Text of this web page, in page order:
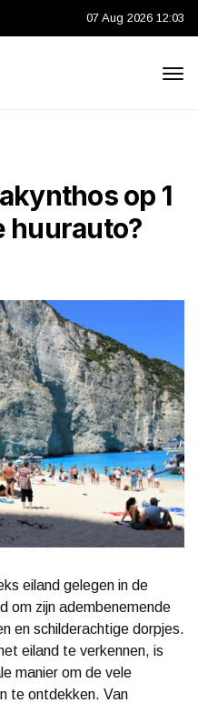
07 Aug 2026 12:03
op 1
huurauto?
eiland gelegen in de
om zijn adembenemende
en schilderachtige dorpjes.
eiland te verkennen, is
manier om de vele
te ontdekken. Van